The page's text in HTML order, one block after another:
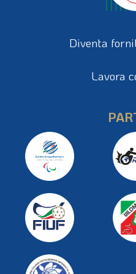
Diventa
Lavora